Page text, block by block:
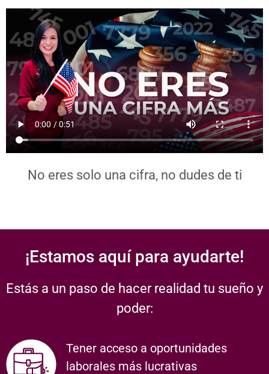
No eres solo una cifra, no dudes de ti
¡Estamos aquí para ayudarte!
Estás a un paso de hacer realidad tu sueño y
poder:
Tener acceso a oportunidades
laborales más lucrativas